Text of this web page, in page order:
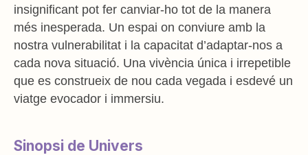
insignificant pot fer canviar-ho tot de la manera
més inesperada. Un espai on conviure amb la
nostra vulnerabilitat i la capacitat d’adaptar-nos a
cada nova situació. Una vivència única i irrepetible
que es construeix de nou cada vegada i esdevé un
viatge evocador i immersiu.
Sinopsi de Univers